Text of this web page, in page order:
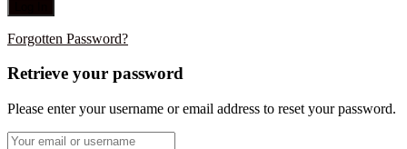
Forgotten Password?
Retrieve your password
Please enter your username or email address to reset your password.